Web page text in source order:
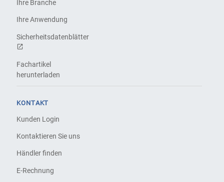
Ihre Branche
Ihre Anwendung
Sicherheitsdatenblätter
Fachartikel
herunterladen
KONTAKT
Kunden Login
Kontaktieren Sie uns
Händler finden
E-Rechnung